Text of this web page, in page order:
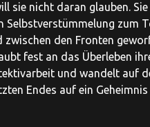
nicht daran glauben.
Selbstverstümmelung
den Fronten
fest an das Überleben
und wandelt auf
Endes auf ein